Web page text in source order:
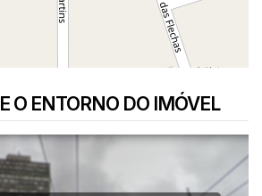
O ENTORNO DO IMÓVEL